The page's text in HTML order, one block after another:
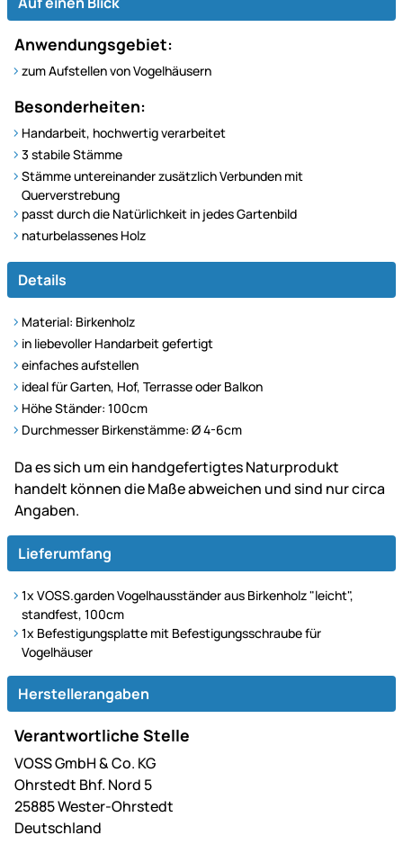
Anwendungsgebiet:
zum Aufstellen von Vogelhäusern
Besonderheiten:
Handarbeit, hochwertig verarbeitet
3 stabile Stämme
Stämme untereinander zusätzlich Verbunden mit
Querverstrebung
passt durch die Natürlichkeit in jedes Gartenbild
naturbelassenes Holz
Details
Material: Birkenholz
in liebevoller Handarbeit gefertigt
einfaches aufstellen
ideal für Garten, Hof, Terrasse oder Balkon
Höhe Ständer: 100cm
Durchmesser Birkenstämme: Ø 4-6cm
Da es sich um ein handgefertigtes Naturprodukt
handelt können die Maße abweichen und sind nur circa
Angaben.
Lieferumfang
1x VOSS.garden Vogelhausständer aus Birkenholz "leicht",
standfest, 100cm
1x Befestigungsplatte mit Befestigungsschraube für
Vogelhäuser
Herstellerangaben
Verantwortliche Stelle
VOSS GmbH & Co. KG
Ohrstedt Bhf. Nord 5
25885 Wester-Ohrstedt
Deutschland